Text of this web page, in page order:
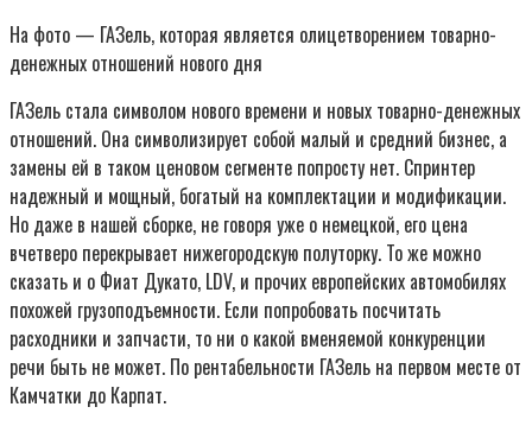
На фото — ГАЗель, которая является олицетворением товарно-
денежных отношений нового дня
ГАЗель стала символом нового времени и новых товарно-денежных
отношений. Она символизирует собой малый и средний бизнес, а
замены ей в таком ценовом сегменте попросту нет. Спринтер
надежный и мощный, богатый на комплектации и модификации.
Но даже в нашей сборке, не говоря уже о немецкой, его цена
вчетверо перекрывает нижегородскую полуторку. То же можно
сказать и о Фиат Дукато, LDV, и прочих европейских автомобилях
похожей грузоподъемности. Если попробовать посчитать
расходники и запчасти, то ни о какой вменяемой конкуренции
речи быть не может. По рентабельности ГАЗель на первом месте от
Камчатки до Карпат.